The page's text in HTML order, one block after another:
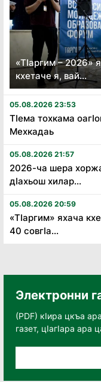
«Тӏаргим – 2026»
кхетаче я, вай...
05.08.2026 23:53
Тӏема тохкама
Мехкадаь
05.08.2026 21:57
2026-ча шера
дӏахьош хилар...
05.08.2026 20:59
«Тӏаргим» яхача
40 совгӏа...
Электронни
(PDF) кӀира цкъа
газет, цӀагӀара